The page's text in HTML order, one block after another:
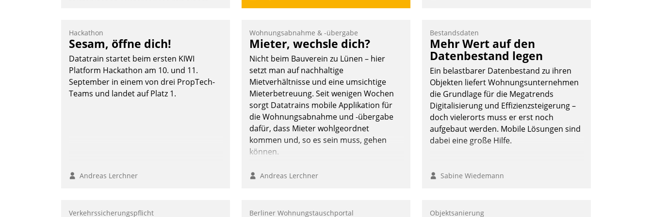
auswirft. Eine intuitive Dialogführung
ermöglicht dem externen Serviceteam,
Anrufe von Mietenden zügiger und
effizienter zu bearbeiten.
Hackathon
Sesam, öffne dich!
Datatrain startet beim ersten KIWI
Platform Hackathon am 10. und 11.
September in einem von drei PropTech-
Teams und landet auf Platz 1.
Andreas Lerchner
Wohnungsabnahme & -übergabe
Mieter, wechsle dich?
Nicht beim Bauverein zu Lünen – hier
setzt man auf nachhaltige
Mietverhältnisse und eine umsichtige
Mieterbetreuung. Seit wenigen Wochen
sorgt Datatrains mobile Applikation für
die Wohnungsabnahme und -übergabe
dafür, dass Mieter wohlgeordnet
kommen und, so es sein muss, gehen
können.
Andreas Lerchner
Bestandsdaten
Mehr Wert auf den
Datenbestand legen
Ein belastbarer Datenbestand zu ihren
Objekten liefert Wohnungsunternehmen
die Grundlage für die Megatrends
Digitalisierung und Effizienzsteigerung –
doch vielerorts muss er erst noch
aufgebaut werden. Mobile Lösungen sind
dabei eine große Hilfe.
Sabine Wiedemann
Verkehrssicherungspflicht Berliner Wohnungstauschportal Objektsanierung